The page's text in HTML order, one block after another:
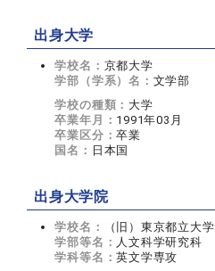
出身大学
学校名： 京都大学
学部（学系）名： 文学部
学校の種類： 大学
卒業年月： 1991年03月
卒業区分：卒業
国名： 日本国
出身大学院
学校名：
（旧）東京都立大学
学部等名： 人文科学研究科
学科等名：英文学専攻